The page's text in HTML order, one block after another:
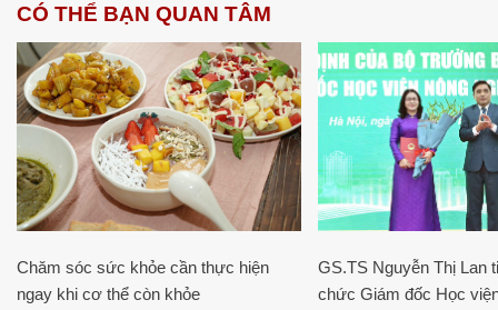
CÓ THỂ BẠN QUAN TÂM
Chăm sóc sức khỏe cần thực hiện
ngay khi cơ thể còn khỏe
GS.TS Nguyễn Thị Lan
chức Giám đốc Học